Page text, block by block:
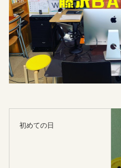
初めての日